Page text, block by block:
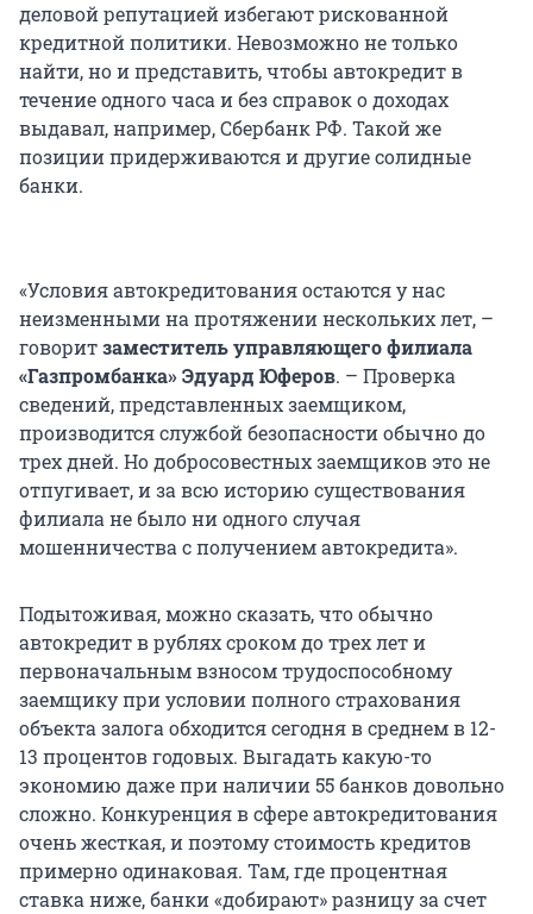
деловой репутацией избегают рискованной
кредитной политики. Невозможно не только
найти, но и представить, чтобы автокредит в
течение одного часа и без справок о доходах
выдавал, например, Сбербанк РФ. Такой же
позиции придерживаются и другие солидные
банки.
«Условия автокредитования остаются у нас
неизменными на протяжении нескольких лет, –
говоритзаместитель управляющего филиала
«Газпромбанка» Эдуард Юферов. – Проверка
сведений, представленных заемщиком,
производится службой безопасности обычно до
трех дней. Но добросовестных заемщиков это не
отпугивает, и за всю историю существования
филиала не было ни одного случая
мошенничества с получением автокредита».
Подытоживая, можно сказать, что обычно
автокредит в рублях сроком до трех лет и
первоначальным взносом трудоспособному
заемщику при условии полного страхования
объекта залога обходится сегодня в среднем в 12-
13 процентов годовых. Выгадать какую-то
экономию даже при наличии 55 банков довольно
сложно. Конкуренция в сфере автокредитования
очень жесткая, и поэтому стоимость кредитов
примерно одинаковая. Там, где процентная
ставка ниже, банки «добирают» разницу за счет